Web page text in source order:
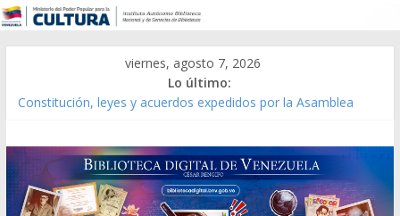
viernes, agosto 7, 2026
Lo último:
Constitución, leyes y acuerdos expedidos por la Asamblea
Modesta Bor Sánchez [material gráfico]
Gaceta Oficial de la República de Venezuela año CXXXIII Mes V,
Caracas 09 de marzo de 2006 N° 38.394